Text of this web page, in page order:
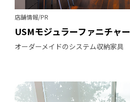
店舗情報/PR
USMモジュラーファニチャー
オーダーメイドのシステム収納家具